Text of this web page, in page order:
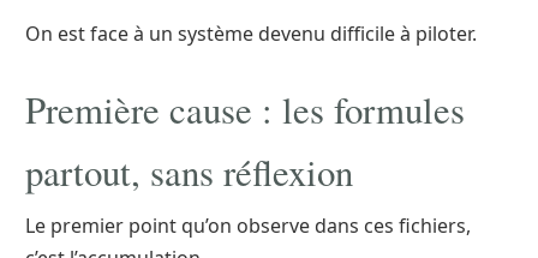
On est face à un système devenu difficile à piloter.
Première cause : les formules
partout, sans réflexion
Le premier point qu’on observe dans ces fichiers,